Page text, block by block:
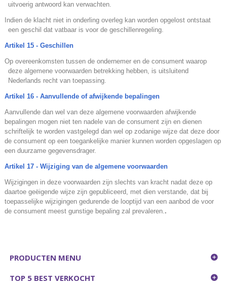
uitvoerig antwoord kan verwachten.
Indien de klacht niet in onderling overleg kan worden opgelost ontstaat
een geschil dat vatbaar is voor de geschillenregeling.
Artikel 15 - Geschillen
Op overeenkomsten tussen de ondernemer en de consument waarop
deze algemene voorwaarden betrekking hebben, is uitsluitend
Nederlands recht van toepassing.
Artikel 16 - Aanvullende of afwijkende bepalingen
Aanvullende dan wel van deze algemene voorwaarden afwijkende
bepalingen mogen niet ten nadele van de consument zijn en dienen
schriftelijk te worden vastgelegd dan wel op zodanige wijze dat deze door
de consument op een toegankelijke manier kunnen worden opgeslagen op
een duurzame gegevensdrager.
Artikel 17 - Wijziging van de algemene voorwaarden
Wijzigingen in deze voorwaarden zijn slechts van kracht nadat deze op
daartoe geëigende wijze zijn gepubliceerd, met dien verstande, dat bij
toepasselijke wijzigingen gedurende de looptijd van een aanbod de voor
de consument meest gunstige bepaling zal prevaleren..
PRODUCTEN MENU
TOP 5 BEST VERKOCHT